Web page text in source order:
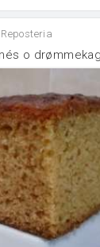
Reposteria
o